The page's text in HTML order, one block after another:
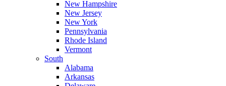
New Hampshire
New Jersey
New York
Pennsylvania
Rhode Island
Vermont
South
Alabama
Arkansas